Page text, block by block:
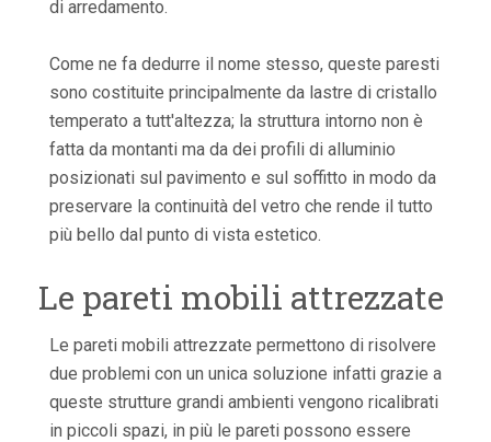
di arredamento.
Come ne fa dedurre il nome stesso, queste paresti
sono costituite principalmente da lastre di cristallo
temperato a tutt'altezza; la struttura intorno non è
fatta da montanti ma da dei profili di alluminio
posizionati sul pavimento e sul soffitto in modo da
preservare la continuità del vetro che rende il tutto
più bello dal punto di vista estetico.
Le pareti mobili attrezzate
Le pareti mobili attrezzate permettono di risolvere
due problemi con un unica soluzione infatti grazie a
queste strutture grandi ambienti vengono ricalibrati
in piccoli spazi, in più le pareti possono essere